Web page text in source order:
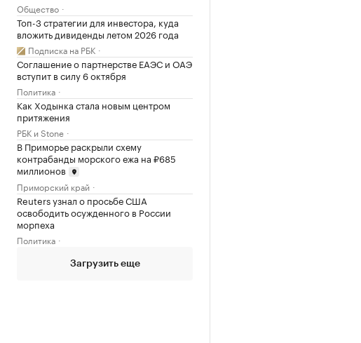
Общество
Топ-3 стратегии для инвестора, куда
вложить дивиденды летом 2026 года
Подписка на РБК
Соглашение о партнерстве ЕАЭС и ОАЭ
вступит в силу 6 октября
Политика
Как Ходынка стала новым центром
притяжения
РБК и Stone
В Приморье раскрыли схему
контрабанды морского ежа на ₽685
миллионов
Приморский край
Reuters узнал о просьбе США
освободить осужденного в России
морпеха
Политика
Загрузить еще